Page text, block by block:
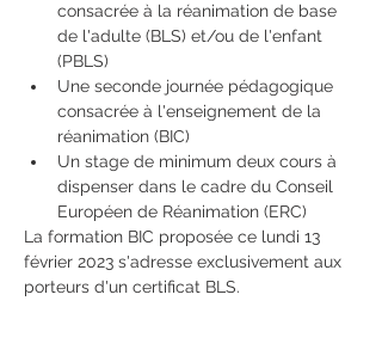
consacrée à la réanimation de base
de l'adulte (BLS) et/ou de l'enfant
(PBLS)
Une seconde journée pédagogique
consacrée à l'enseignement de la
réanimation (BIC)
Un stage de minimum deux cours à
dispenser dans le cadre du Conseil
Européen de Réanimation (ERC)
La formation BIC proposée ce lundi 13
février 2023 s'adresse exclusivement aux
porteurs d'un certificat BLS.